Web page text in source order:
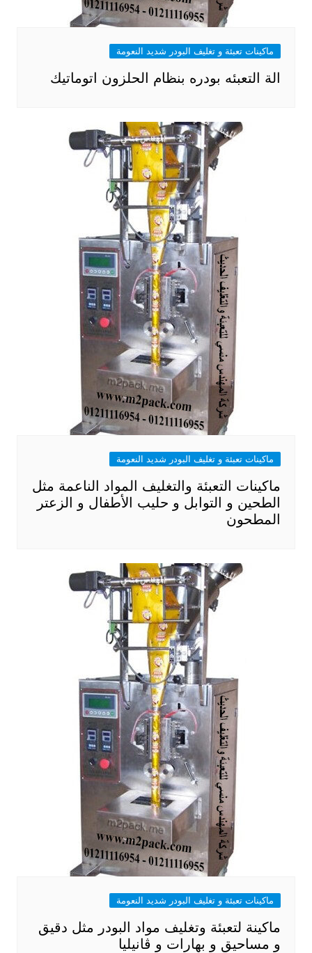
ماكينات تعبئة و تغليف البودر شديد النعومة
الة التعبئه بودره بنظام الحلزون اتوماتيك
ماكينات تعبئة و تغليف البودر شديد النعومة
ماكينات التعبئة والتغليف المواد الناعمة مثل
الطحين و التوابل و حليب الأطفال و الزعتر
المطحون
ماكينات تعبئة و تغليف البودر شديد النعومة
ماكينة لتعبئة وتغليف مواد البودر مثل دقيق
و مساحيق و بهارات و ڤانيليا